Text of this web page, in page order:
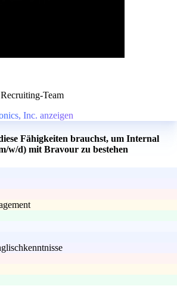
Team
Inc. anzeigen
Fähigkeiten brauchst, um Internal
w/d) mit Bravour zu bestehen